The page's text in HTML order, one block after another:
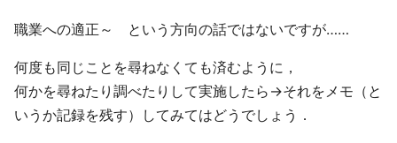
職業への適正～ という方向の話ではないですが……
何度も同じことを尋ねなくても済むように，
何かを尋ねたり調べたりして実施したら→それをメモ（と
いうか記録を残す）してみてはどうでしょう．